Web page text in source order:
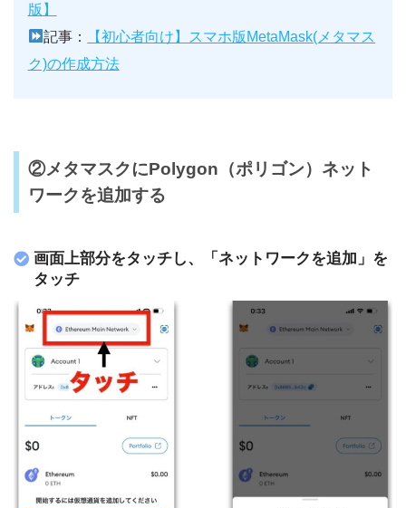
版】
記事：
【初心者向け】スマホ版MetaMask(メタマス
ク)の作成方法
②メタマスクにPolygon（ポリゴン）ネット
ワークを追加する
画面上部分をタッチし、「ネットワークを追加」を
タッチ